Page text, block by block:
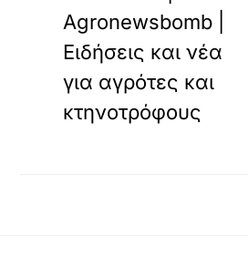
Agronewsbomb |
Ειδήσεις και νέα
για αγρότες και
κτηνοτρόφους